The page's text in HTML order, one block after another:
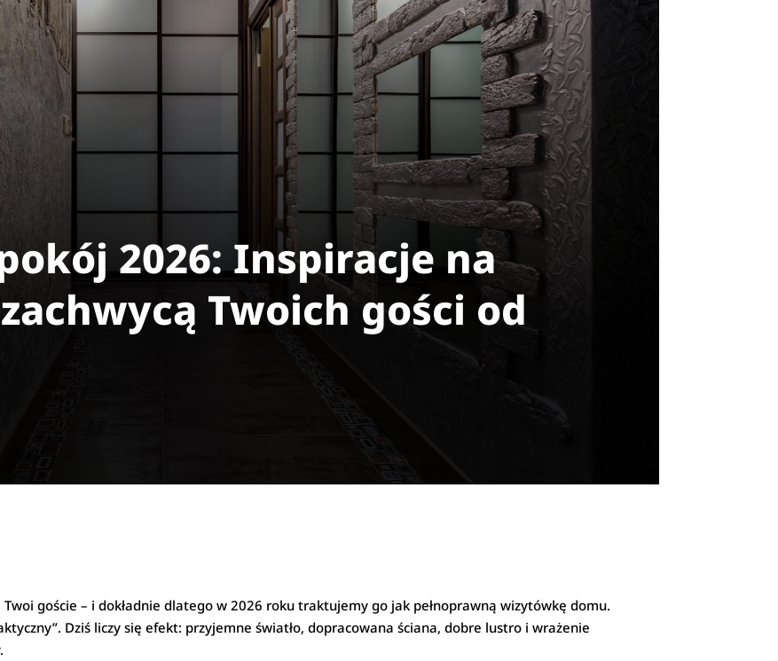
2026: Inspiracje na
Twoich gości od
goście – i dokładnie dlatego w 2026 roku traktujemy go jak pełnoprawną wizytówkę domu.
Dziś liczy się efekt: przyjemne światło, dopracowana ściana, dobre lustro i wrażenie